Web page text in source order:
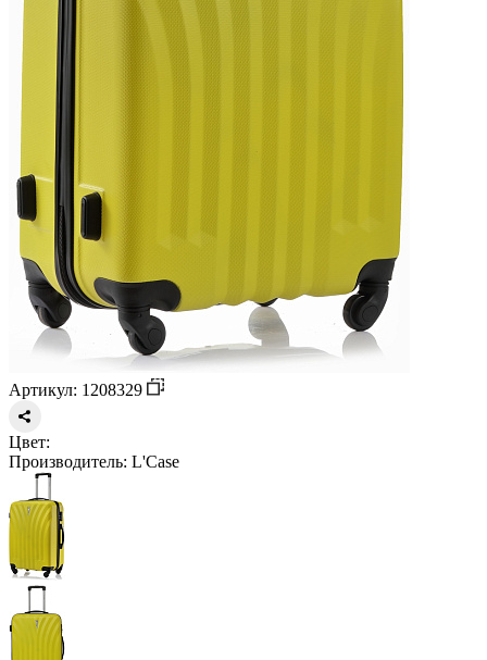
Артикул: 1208329
Цвет:
Производитель: L'Case